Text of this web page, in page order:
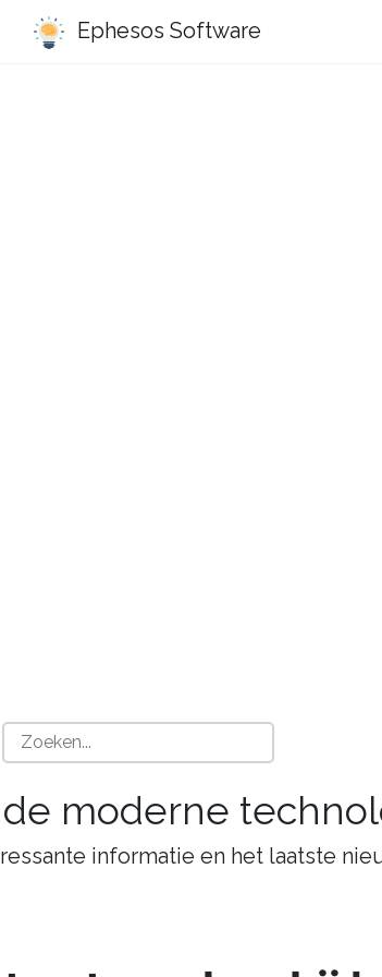
Ephesos Software
moderne
informatie en het laatste